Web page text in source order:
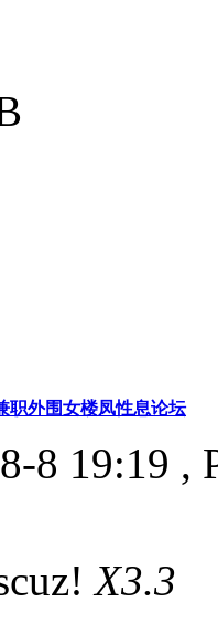
职外围女楼凤性息论坛
8 19:19 ,
X3.3